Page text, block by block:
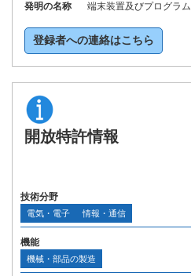
発明の名称
端末装置及びプログラム
登録者への連絡はこちら
開放特許情報
技術分野
電気・電子 情報・通信
機能
機械・部品の製造